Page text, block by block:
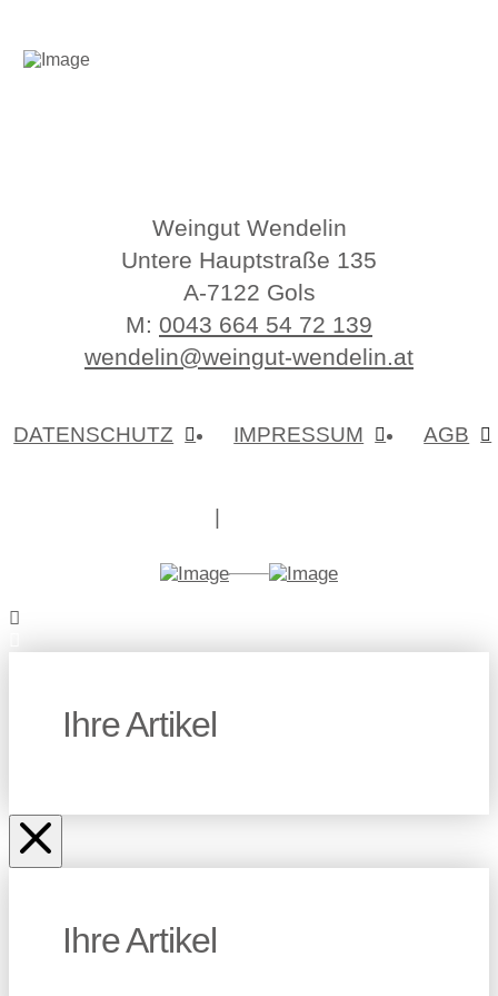
Weingut Wendelin
Untere Hauptstraße 135
A-7122 Gols
M: 0043 664 54 72 139
wendelin@weingut-wendelin.at
DATENSCHUTZ IMPRESSUM AGB
Ihre Artikel
Ihre Artikel